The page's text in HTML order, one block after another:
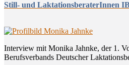
Still- und LaktationsberaterInnen
Interview mit Monika Jahnke, der 1.
Berufsverbands Deutscher